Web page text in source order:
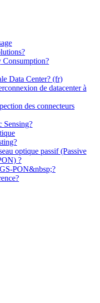
Consumption?
Data Center? (fr)
de datacenter à
des connecteurs
Sensing?
optique passif (Passive
?
PON&nbsp;?